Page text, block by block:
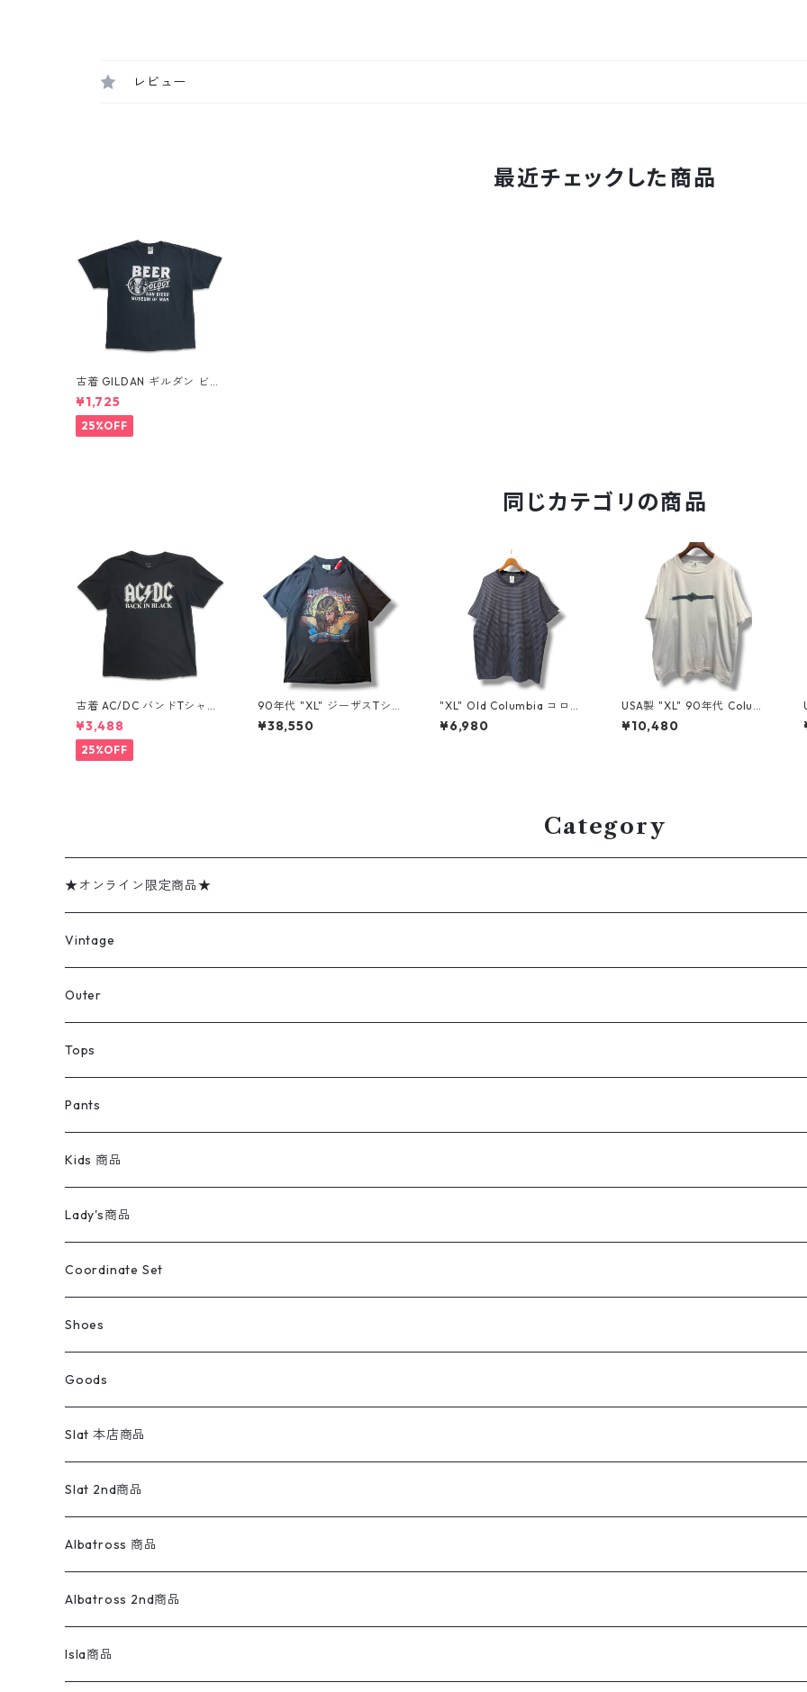
レビュー
最近チェックした商品
古着 GILDAN ギルダン ビー
ル博物館 プリントTシャツ
ブラック 表記：XL gd406
617n w50710
¥1,725
25%OFF
同じカテゴリの商品
古着 AC/DC バンドTシャツ
バンT プリントTシャツ ブラ
ック 表記：XL gd410397
n w60806
¥3,488
25%OFF
90年代 "XL" ジーザスTシャ
ツ ハーレーパロディ 黒 古着
古着屋 高円寺 ビンテージ n
¥38,550
"XL" Old Columbia コロン
ビア ボーダーTシャツ ネイ
ビー 古着 古着屋 高円寺 ビ
¥6,980
USA製 "XL" 90年代 Columb
ia コロンビア プリントT ア
ウトドア 古着 古着屋 高円寺
¥10,480
Category
★オンライン限定商品★
ミリタリーデッドストック
アウター
デニムジャケット
ミリタリージャケット
コート
ナイロンジャケット
レザー
トップス
半袖シャツ
長袖シャツ
セーター・カーディガン
パンツ
デニムパンツ
ミリタリーパンツ
スラックス
オーバーオール・つなぎ
レディース
アウター
トップス
キッズ
アウター
トップス
ライフスタイル雑貨
ラグ・ブランケット
ブランド
ラルフローレン
リーバイス
カーハート
Vintage
Jacket
Tee
Sweat Shirts
REVERSE WEAVE
Pants
Shirts
Ladies
Sweater
Goods
Military
Outer
コート
デニムジャケット
ミリタリージャケット
スウィングトップ
アウトドアナイロンジャケット
スポーツナイロンジャケット
ワークジャケット
テーラードジャケット
ウールジャケット
ダウンジャケット
レザージャケット
Otherジャケット
Tops
Tシャツ
長袖シャツ
ブランドシャツ
ストライプシャツ
柄シャツ
ワークシャツ
半袖シャツ
ポロシャツ
スウェット・パーカ
プリントスウェット
ロゴスウェット
ベスト
セーター・カーディガン
アランセーター
ウールセーター
フリース
Pants
デニムパンツ
501,505
バギーズデニム
ミリタリーパンツ
チノパンツ
イージーパンツ
スラックス
ワークパンツ
コーデュロイパンツ
オーバーオール・つなぎ
ショーツ
Otherパンツ
Kids 商品
Vintage
Tops
Pants
Tops
Pants
Lady's商品
Tシャツ
ブラウス／シャツ／デザイントップス
長袖
半袖
ベスト／キャミソール
スウェット
ニット
ジャケット
スカート
パンツ(w30以下)
Coordinate Set
Shoes
22cm以下
22.5cm
23cm
23.5cm
24cm
24.5cm
Goods
バンダナ
Slat 本店商品
Outer
Tee
Shirts
S/S Shirts
Sweat Shirts
Slat 2nd商品
アウター
ハンティングジャケット
アウトドアジャケット
長袖シャツ
アウトドアシャツ
半袖シャツ
Albatross 商品
Vintage sweater
Outer
Albatross 2nd商品
70sアイテム
Isla商品